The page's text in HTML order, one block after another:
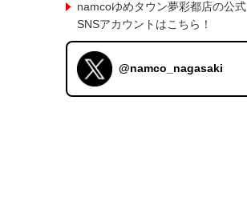
namcoゆめタウン夢彩都店の公式
SNSアカウントはこちら！
@namco_nagasaki